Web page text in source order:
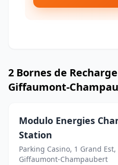
2 Bornes de
Giffaumont-
Modulo Energies
Station
Parking Casino, 1 Grand Est,
Giffaumont-Champaubert